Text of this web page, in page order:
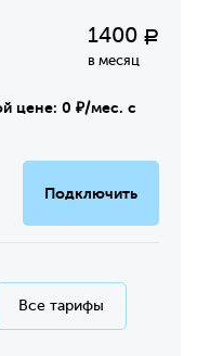
1400 Р
в месяц
цене: 0 ₽/мес. с
Подключить
Все тарифы